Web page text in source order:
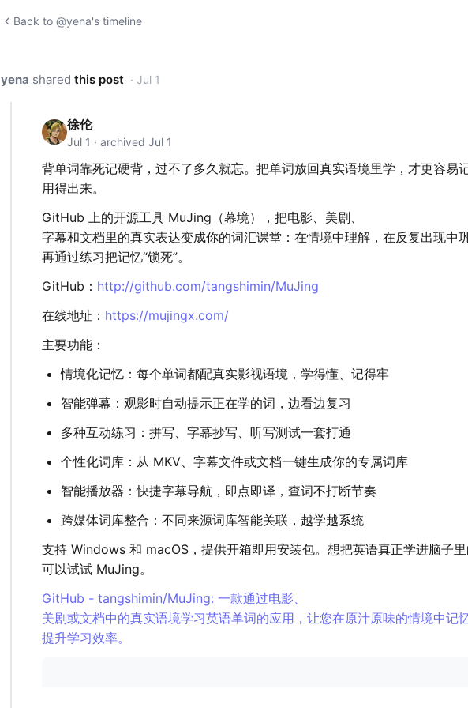
Back to @yena's timeline
yena shared this post · Jul 1
徐伦
Jul 1 · archived Jul 1
背单词靠死记硬背，过不了多久就忘。把单词放回真实语境里学，才更容易记
用得出来。
GitHub 上的开源工具 MuJing（幕境），把电影、美剧、
字幕和文档里的真实表达变成你的词汇课堂：在情境中理解，在反复出现中
再通过练习把记忆“锁死”。
GitHub： http://github.com/tangshimin/MuJing
在线地址： https://mujingx.com/
主要功能：
情境化记忆：每个单词都配真实影视语境，学得懂、记得牢
智能弹幕：观影时自动提示正在学的词，边看边复习
多种互动练习：拼写、字幕抄写、听写测试一套打通
个性化词库：从 MKV、字幕文件或文档一键生成你的专属词库
智能播放器：快捷字幕导航，即点即译，查词不打断节奏
跨媒体词库整合：不同来源词库智能关联，越学越系统
支持 Windows 和 macOS，提供开箱即用安装包。想把英语真正学进脑子里
可以试试 MuJing。
GitHub - tangshimin/MuJing: 一款通过电影、
美剧或文档中的真实语境学习英语单词的应用，让您在原汁原味的情境中记
提升学习效率。